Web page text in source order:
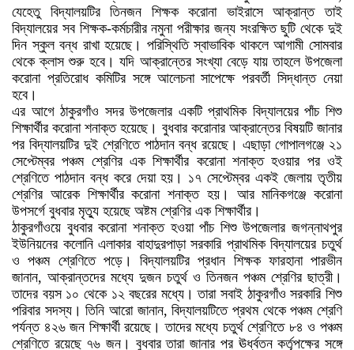
যেহেতু বিদ্যালয়টির তিনজন শিক্ষক করোনা ভাইরাসে আক্রান্ত তাই
বিদ্যালয়ের সব শিক্ষক-কর্মচারীর নমুনা পরীক্ষার জন্য সংরক্ষিত ছুটি থেকে দুই
দিন স্কুল বন্ধ রাখা হয়েছে। পরিস্থিতি স্বাভাবিক থাকলে আগামী সোমবার
থেকে ক্লাস শুরু হবে। যদি আক্রান্তের সংখ্যা বেড়ে যায় তাহলে উপজেলা
করোনা প্রতিরোধ কমিটির সঙ্গে আলেচনা সাপেক্ষে পরবর্তী সিদ্ধান্ত নেয়া
হবে।
এর আগে ঠাকুরগাঁও সদর উপজেলার একটি প্রাথমিক বিদ্যালয়ের পাঁচ শিশু
শিক্ষার্থীর করোনা শনাক্ত হয়েছে। বুধবার করোনার আক্রান্তের বিষয়টি জানার
পর বিদ্যালয়টির দুই শ্রেণিতে পাঠদান বন্ধ রয়েছে। এছাড়া গোপালগঞ্জে ২১
সেপ্টেম্বর পঞ্চম শ্রেণির এক শিক্ষার্থীর করোনা শনাক্ত হওয়ার পর ওই
শ্রেণিতে পাঠদান বন্ধ করে দেয়া হয়। ১৭ সেপ্টেম্বর একই জেলায় তৃতীয়
শ্রেণির আরেক শিক্ষার্থীর করোনা শনাক্ত হয়। আর মানিকগঞ্জে করোনা
উপসর্গে বুধবার মৃত্যু হয়েছে অষ্টম শ্রেণির এক শিক্ষার্থীর।
ঠাকুরগাঁওয়ে বুধবার করোনা শনাক্ত হওয়া পাঁচ শিশু উপজেলার জগন্নাথপুর
ইউনিয়নের কলোনি এলাকার বাহাদুরপাড়া সরকারি প্রাথমিক বিদ্যালয়ের চতুর্থ
ও পঞ্চম শ্রেণিতে পড়ে। বিদ্যালয়টির প্রধান শিক্ষক ফারহানা পারভীন
জানান, আক্রান্তদের মধ্যে দুজন চতুর্থ ও তিনজন পঞ্চম শ্রেণির ছাত্রী।
তাদের বয়স ১০ থেকে ১২ বছরের মধ্যে। তারা সবাই ঠাকুরগাঁও সরকারি শিশু
পরিবার সদস্য। তিনি আরো জানান, বিদ্যালয়টিতে প্রথম থেকে পঞ্চম শ্রেণি
পর্যন্ত ৪২৬ জন শিক্ষার্থী রয়েছে। তাদের মধ্যে চতুর্থ শ্রেণিতে ৮৪ ও পঞ্চম
শ্রেণিতে রয়েছে ৭৬ জন। বুধবার তারা জানার পর ঊর্ধ্বতন কর্তৃপক্ষের সঙ্গে